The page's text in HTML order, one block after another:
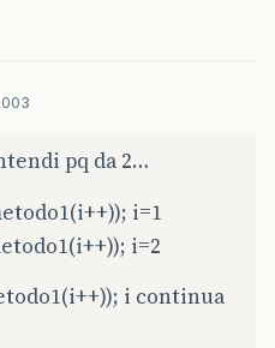
pq da 2…
i=1
i=2
i continua